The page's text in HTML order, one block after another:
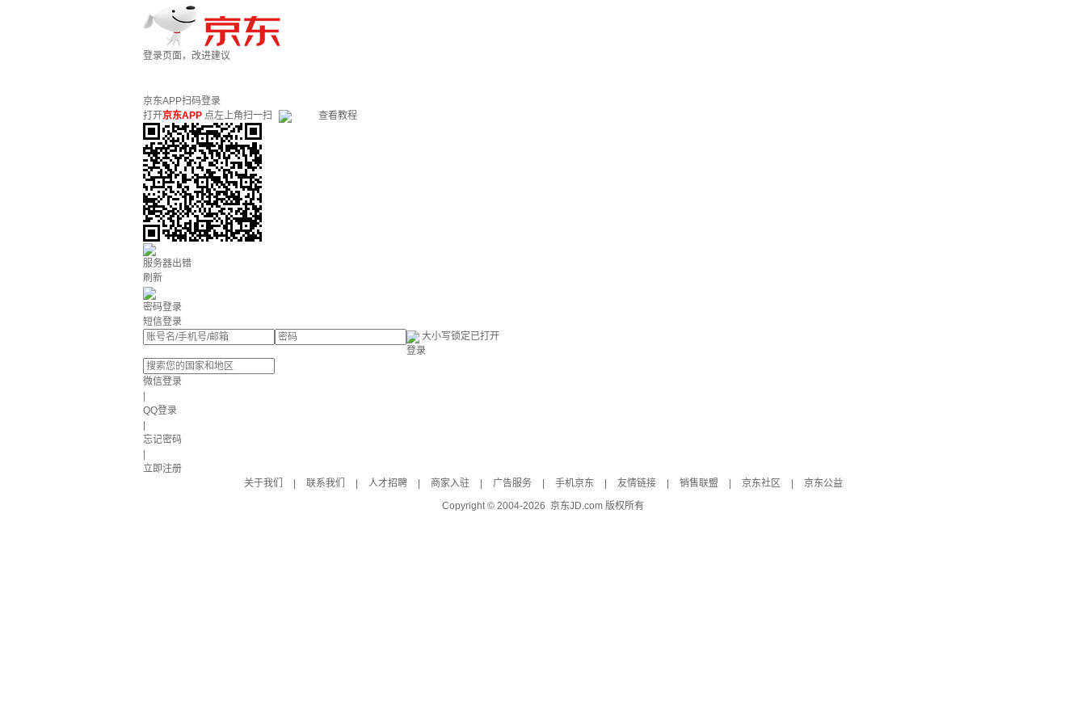
登录页面，改进建议
京东APP扫码登录
打开京东APP 点左上角扫一扫 查看教程
服务器出错
刷新
密码登录
短信登录
大小写锁定已打开
登录
微信登录
QQ登录
忘记密码
立即注册
关于我们
联系我们 人才招聘 商家入驻 广告服务 手机京东 友情链接 销售联盟 京东社区
京东公益
Copyright © 2004-2026 京东JD.com 版权所有